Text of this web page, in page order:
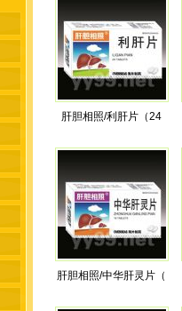
肝胆相照/利肝片（24
肝胆相照/中华肝灵片（